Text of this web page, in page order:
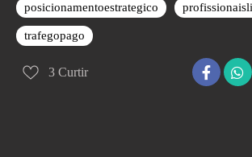
posicionamentoestrategico
trafegopago
3 Curtir